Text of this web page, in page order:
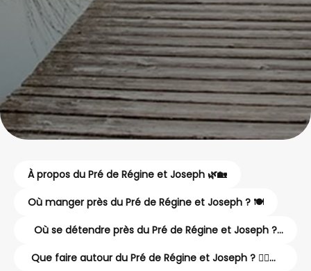
À propos du Pré de Régine et Joseph 🌿🏡
Où manger près du Pré de Régine et Joseph ? 🍽️
Où se détendre près du Pré de Régine et Joseph ?
Que faire autour du Pré de Régine et Joseph ? 🚶‍♂️🚴‍♀️